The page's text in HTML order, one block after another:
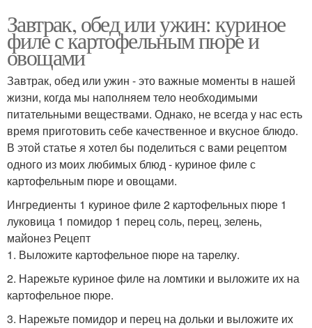
Завтрак, обед или ужин: куриное
филе с картофельным пюре и
овощами
Завтрак, обед или ужин - это важные моменты в нашей
жизни, когда мы наполняем тело необходимыми
питательными веществами. Однако, не всегда у нас есть
время приготовить себе качественное и вкусное блюдо.
В этой статье я хотел бы поделиться с вами рецептом
одного из моих любимых блюд - куриное филе с
картофельным пюре и овощами.
Ингредиенты 1 куриное филе 2 картофельных пюре 1
луковица 1 помидор 1 перец соль, перец, зелень,
майонез Рецепт
1. Выложите картофельное пюре на тарелку.
2. Нарежьте куриное филе на ломтики и выложите их на
картофельное пюре.
3. Нарежьте помидор и перец на дольки и выложите их